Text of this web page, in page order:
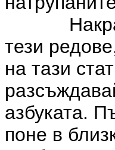
тези
на тази
азбуката.
поне в